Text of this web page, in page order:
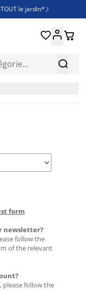
le jardin* 
literie

 